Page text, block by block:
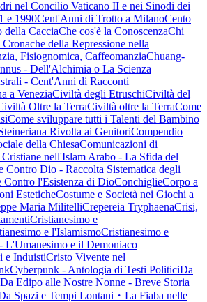
nel Concilio Vaticano II e nei Sinodi dei
e 1990Cent'Anni di Trotto a MilanoCento
CacciaChe cos'è la ConoscenzaChi
della Repressione nella
Fisiognomica, CaffeomanziaChuang-
- Dell'Alchimia o La Scienza
- Cent'Anni di Racconti
a VeneziaCiviltà degli EtruschiCiviltà del
Oltre la TerraCiviltà oltre la TerraCome
Come sviluppare tutti i Talenti del Bambino
Rivolta ai GenitoriCompendio
della ChiesaComunicazioni di
nell'Islam Arabo - La Sfida del
Contro Dio - Raccolta Sistematica degli
Contro l'Esistenza di DioConchiglieCorpo a
EsteticheCostume e Società nei Giochi a
Maria MilitelliCrepereia TryphaenaCrisi,
Cristianesimo e
e l'IslamismoCristianesimo e
L'Umanesimo e il Demoniaco
e InduistiCristo Vivente nel
Cyberpunk - Antologia di Testi PoliticiDa
Da Edipo alle Nostre Nonne - Breve Storia
Spazi e Tempi Lontani・La Fiaba nelle